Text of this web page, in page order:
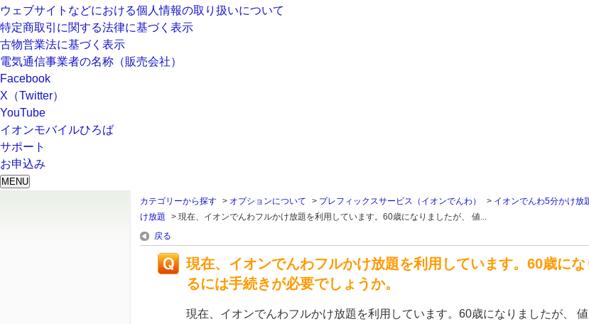
ウェブサイトなどにおける個人情報の取り扱いについて
特定商取引に関する法律に基づく表示
古物営業法に基づく表示
電気通信事業者の名称（販売会社）
Facebook
X（Twitter）
YouTube
イオンモバイルひろば
サポート
お申込み
MENU
カテゴリーから探す > オプションについて > プレフィックスサービス（イオンでんわ） > イオンでんわ5分かけ放
け放題
> 現在、イオンでんわフルかけ放題を利用しています。60歳になりましたが、 値...
戻る
現在、イオンでんわフルかけ放題を利用しています。60歳に
るには手続きが必要でしょうか。
現在、イオンでんわフルかけ放題を利用しています。60歳になりましたが、